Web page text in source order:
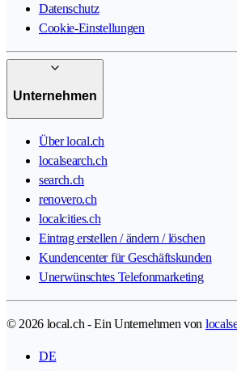
Datenschutz
Cookie-Einstellungen
Unternehmen
Über local.ch
localsearch.ch
search.ch
renovero.ch
localcities.ch
Eintrag erstellen / ändern / löschen
Kundencenter für Geschäftskunden
Unerwünschtes Telefonmarketing
© 2026 local.ch - Ein Unternehmen von
DE